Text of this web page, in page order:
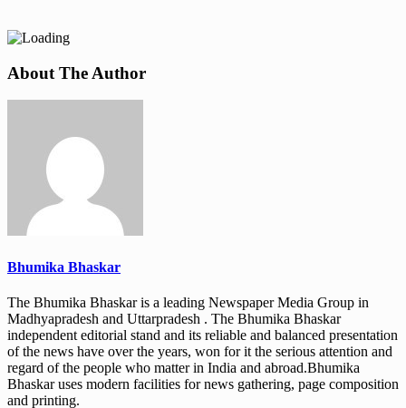
About The Author
Bhumika Bhaskar
The Bhumika Bhaskar is a leading Newspaper Media Group in
Madhyapradesh and Uttarpradesh . The Bhumika Bhaskar
independent editorial stand and its reliable and balanced presentation
of the news have over the years, won for it the serious attention and
regard of the people who matter in India and abroad.Bhumika
Bhaskar uses modern facilities for news gathering, page composition
and printing.